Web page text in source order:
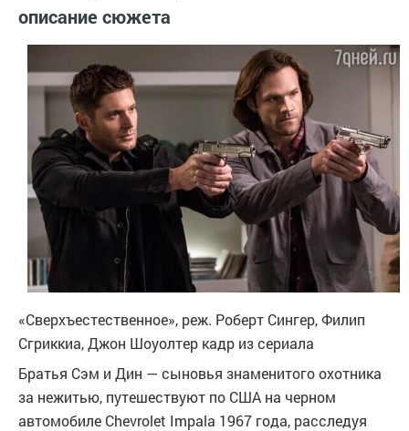
описание сюжета
«Сверхъестественное», реж. Роберт Сингер, Филип
Сгриккиа, Джон Шоуолтер кадр из сериала
Братья Сэм и Дин — сыновья знаменитого охотника
за нежитью, путешествуют по США на черном
автомобиле Chevrolet Impala 1967 года, расследуя